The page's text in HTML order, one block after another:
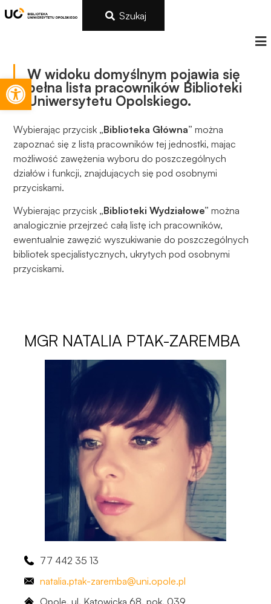
Otwórz pasek narzędzi
Szukaj
W widoku domyślnym pojawia się
pełna lista pracowników Biblioteki
Uniwersytetu Opolskiego.
Wybierając przycisk „Biblioteka Główna” można
zapoznać się z listą pracowników tej jednostki, mając
możliwość zawężenia wyboru do poszczególnych
działów i funkcji, znajdujących się pod osobnymi
przyciskami.
Wybierając przycisk „Biblioteki Wydziałowe” można
analogicznie przejrzeć całą listę ich pracowników,
ewentualnie zawęzić wyszukiwanie do poszczególnych
bibliotek specjalistycznych, ukrytych pod osobnymi
przyciskami.
MGR NATALIA PTAK-ZAREMBA
77 442 35 13
natalia.ptak-zaremba@uni.opole.pl
Opole, ul. Katowicka 68, ​pok. 039